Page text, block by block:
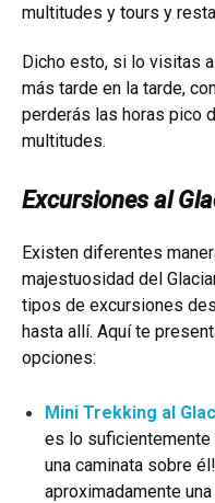
multitudes y tours y
Dicho esto, si lo visitas
más tarde en la tarde,
perderás las horas pico
multitudes.
Excursiones al
Existen diferentes
majestuosidad del
tipos de excursiones
hasta allí. Aquí te
opciones:
Mini Trekking al
es lo suficientemente
una caminata sobre
aproximadamente